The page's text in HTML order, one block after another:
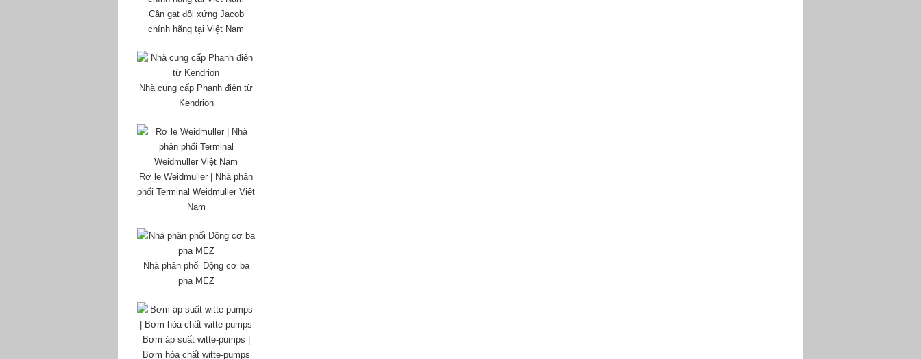
Cần gạt đối xứng Jacob
chính hãng tại Việt Nam
Nhà cung cấp Phanh điện từ
Kendrion
Rơ le Weidmuller | Nhà phân
phối Terminal Weidmuller Việt
Nam
Nhà phân phối Động cơ ba
pha MEZ
Bơm áp suất witte-pumps |
Bơm hóa chất witte-pumps